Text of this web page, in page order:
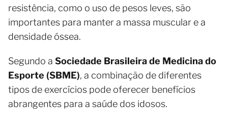
resistência, como o uso de pesos leves, são
importantes para manter a massa muscular e a
densidade óssea.
Segundo a Sociedade Brasileira de Medicina do
Esporte (SBME), a combinação de diferentes
tipos de exercícios pode oferecer benefícios
abrangentes para a saúde dos idosos.